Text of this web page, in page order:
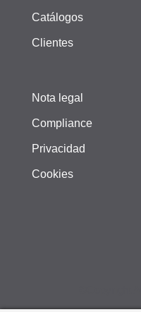
Catálogos
Clientes
Nota legal
Compliance
Privacidad
Cookies